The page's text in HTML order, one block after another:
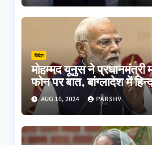
विदेश
मोहम्मद यूनुस ने प्रधानमंत्री
फोन पर बात, बांग्लादेश में
सुरक्षा का दिलाया भरोसा
AUG 16, 2024 PARSHV